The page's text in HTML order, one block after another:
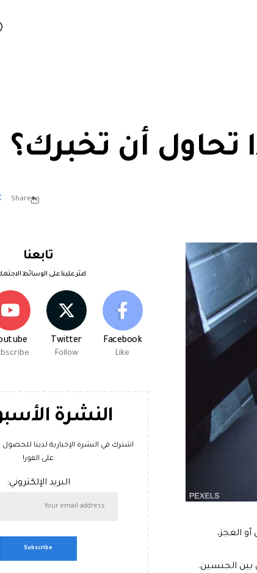
أن تخبرك؟
Share
العجز،
الكوابيس بين الجنسين.
تابعنا
اعثر علينا على الوسائط
Facebook
Like
Twitter
Follow
النشرة
اشترك في النشرة الإخبارية لدينا للحصول
على الفور!
البريد الإلكتروني: